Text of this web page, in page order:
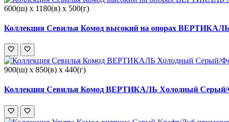
600(ш) x 1180(в) x 500(г)
Коллекция Севилья Комод высокий на опорах
900(ш) x 850(в) x 440(г)
Коллекция Севилья Комод ВЕРТИКАЛЬ Холодный Серый/